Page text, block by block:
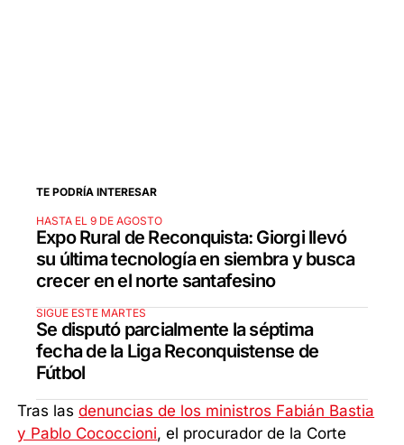
TE PODRÍA INTERESAR
HASTA EL 9 DE AGOSTO
Expo Rural de Reconquista: Giorgi llevó
su última tecnología en siembra y busca
crecer en el norte santafesino
SIGUE ESTE MARTES
Se disputó parcialmente la séptima
fecha de la Liga Reconquistense de
Fútbol
Tras lasdenuncias de los ministros Fabián Bastia
y Pablo Cococcioni, el procurador de la Corte